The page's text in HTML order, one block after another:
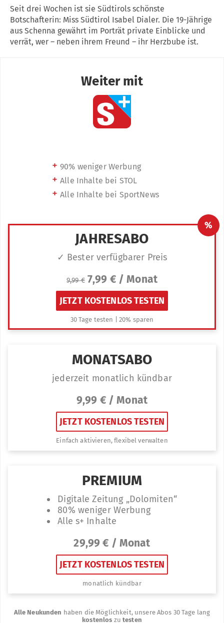
Seit drei Wochen ist sie Südtirols schönste
Botschafterin: Miss Südtirol Isabel Dialer. Die 19-Jährige
aus Schenna gewährt im Porträt private Einblicke und
verrät, wer – neben ihrem Freund – ihr Herzbube ist.